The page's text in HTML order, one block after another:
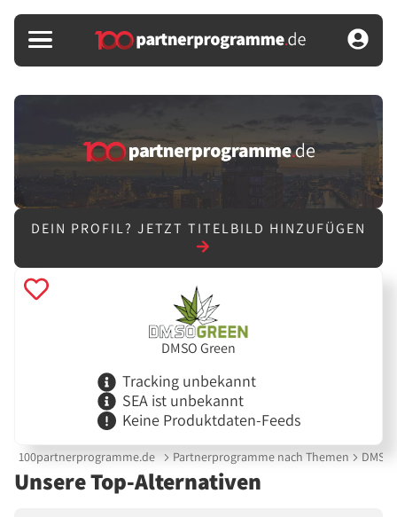
DEIN PROFIL? JETZT TITELBILD HINZUFÜGEN
DMSO Green
Tracking unbekannt
SEA ist unbekannt
Keine Produktdaten-Feeds
100partnerprogramme.de Partnerprogramme nach Themen
Unsere Top-Alternativen